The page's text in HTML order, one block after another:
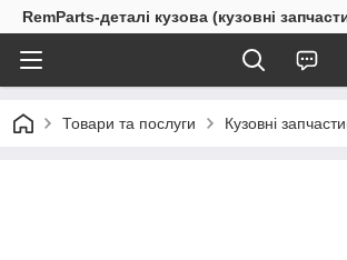
RemParts-деталі кузова (кузовні
Товари та послуги Кузовні